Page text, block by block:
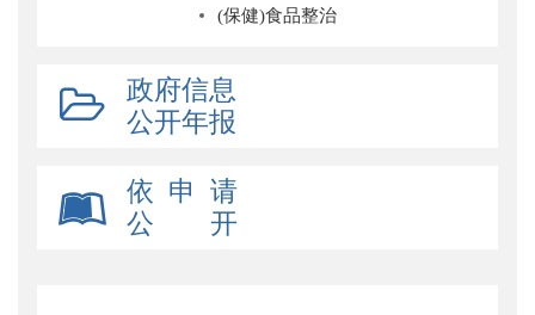
(保健)食品整治
政府信息
公开年报
依 申 请
公 开